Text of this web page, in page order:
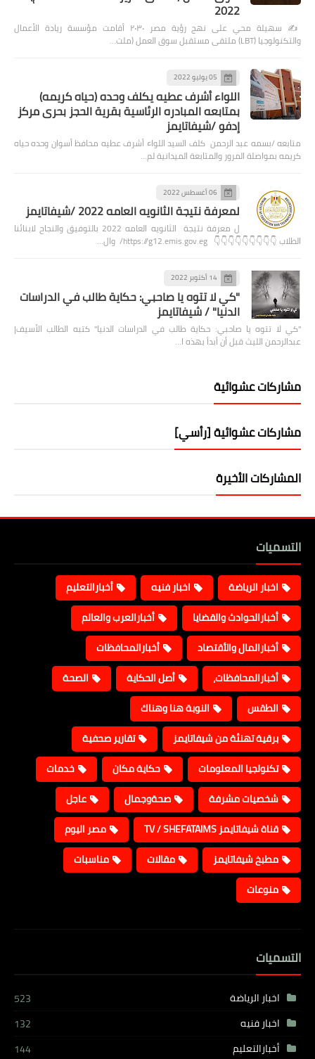
2022
✍️ سهيلة محي على نهج رؤية مصر ٢٠٣٠ أقامت مؤسسة ريادة الأعمال
والتكنولوجيا (LBT) ملتقى مستقبل سوق العمل (ملت…
05 يوليو 2022
اللواء أشرف عطيه يكلف وحده (حياه كريمه)
بمتابعه المبادره الرئاسية بقرية الحجز بحرى مركز
إدفو /شيفاتايمز
متابعه /بسمه عبد الرحمن كلف السيد اللواء أشرف عطيه محافظ أسوان وحده حياه
كريمه بمواصلة المرور والمتابعة الميدانية لم…
06 أغسطس 2022
لمعرفة نتيجة الثانويه العامه 2022 /شيفاتايمز
ل معرفة نتيجة الثانويه العامه 2022 بالتوفيق والنجاح لابنائنا
الطلاب 👇👇👇👇👇👇👇👇👇 https://g12.emis.gov.eg/ وال…
14 أكتوبر 2022
"كي لا تتوه يا صاحبي: حكاية طالب في الدراسات
الدنيا" / شيفاتايمز
"كي لا تتوه يا صاحبي: حكاية طالب في الدراسات الدنيا" كتبه الطالب الأسيف|
عبدالرحمن الليث قبل أن أبدأ بهذه ا…
مشاركات عشوائية
مشاركات عشوائية [رأسي]
المشاركات الأخيرة
التسميات
اخبار الرياضة اخبار فنيه
أخبارالتعليم
أخبارالحوادث والقضايا
أخبارالعرب والعالم
أخبارالمال والأقتصاد
أخبارالمحافظات
أخبارالمحافظات،
أصل الحكاية
الصحة
الطقس
النوبة هنا وهناك
برقية تهنئة من شيفاتايمز
تقارير صحفية
تكنولجيا المعلومات
حكاية مكان
خدمات
شخصيات مشرفة
صحةوجمال
عاجل
قناة شيفاتايمز TV / SHEFATAIMS
مصر اليوم
مطبخ شيفاتايمز
مقالات
مناسبات
منوعات
التسميات
اخبار الرياضة
523
اخبار فنيه
132
أخبارالتعليم
144